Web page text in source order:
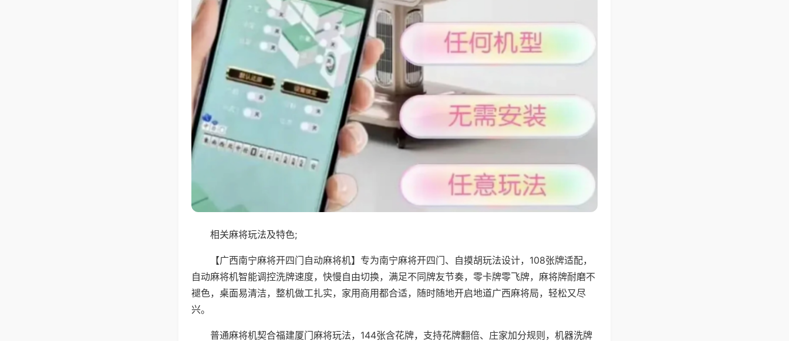
相关麻将玩法及特色;
【广西南宁麻将开四门自动麻将机】专为南宁麻将开四门、自摸胡玩法设计，108张牌适配，
自动麻将机智能调控洗牌速度，快慢自由切换，满足不同牌友节奏，零卡牌零飞牌，麻将牌耐磨不
褪色，桌面易清洁，整机做工扎实，家用商用都合适，随时随地开启地道广西麻将局，轻松又尽
兴。
普通麻将机契合福建厦门麻将玩法，144张含花牌，支持花牌翻倍、庄家加分规则，机器洗牌